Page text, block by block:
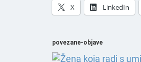
X LinkedIn
povezane-objave